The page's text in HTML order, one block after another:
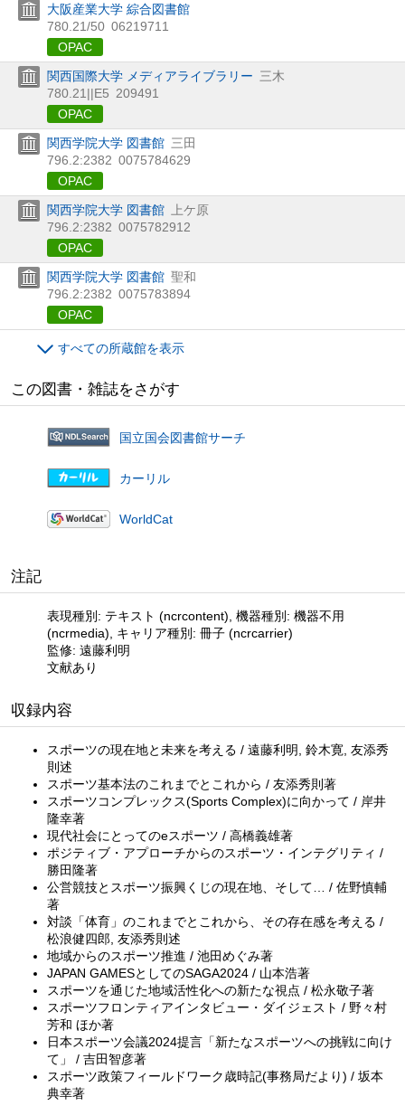
大阪産業大学 綜合図書館
780.21/50 06219711
OPAC
関西国際大学 メディアライブラリー 三木
780.21||E5 209491
OPAC
関西学院大学 図書館 三田
796.2:2382 0075784629
OPAC
関西学院大学 図書館
上ケ原
796.2:2382 0075782912
OPAC
関西学院大学 図書館 聖和
796.2:2382 0075783894
OPAC
すべての所蔵館を表示
この図書・雑誌をさがす
国立国会図書館サーチ
カーリル
WorldCat
注記
表現種別: テキスト (ncrcontent), 機器種別: 機器不用
(ncrmedia), キャリア種別: 冊子 (ncrcarrier)
監修: 遠藤利明
文献あり
収録内容
スポーツの現在地と未来を考える / 遠藤利明, 鈴木寛, 友添秀
則述
スポーツ基本法のこれまでとこれから / 友添秀則著
スポーツコンプレックス(Sports Complex)に向かって / 岸井
隆幸著
現代社会にとってのeスポーツ / 高橋義雄著
ポジティブ・アプローチからのスポーツ・インテグリティ /
勝田隆著
公営競技とスポーツ振興くじの現在地、そして… / 佐野慎輔
著
対談「体育」のこれまでとこれから、その存在感を考える /
松浪健四郎, 友添秀則述
地域からのスポーツ推進 / 池田めぐみ著
JAPAN GAMESとしてのSAGA2024 / 山本浩著
スポーツを通じた地域活性化への新たな視点 / 松永敬子著
スポーツフロンティアインタビュー・ダイジェスト / 野々村
芳和 ほか著
日本スポーツ会議2024提言「新たなスポーツへの挑戦に向け
て」 / 吉田智彦著
スポーツ政策フィールドワーク歳時記(事務局だより) / 坂本
典幸著